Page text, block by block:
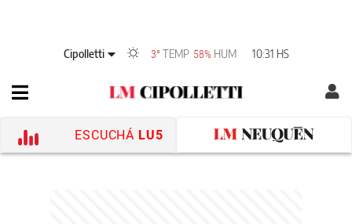
Cipolletti 3° TEMP 58% HUM 10:31 HS
ESCUCHÁ LU5